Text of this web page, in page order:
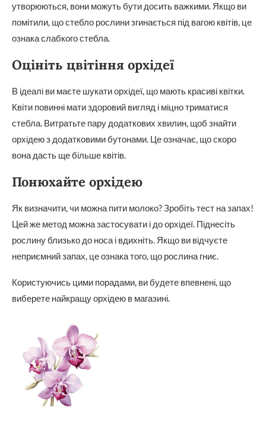
утворюються, вони можуть бути досить важкими. Якщо ви
помітили, що стебло рослини згинається під вагою квітів, це
ознака слабкого стебла.
Оцініть цвітіння орхідеї
В ідеалі ви маєте шукати орхідеї, що мають красиві квітки.
Квіти повинні мати здоровий вигляд і міцно триматися
стебла. Витратьте пару додаткових хвилин, щоб знайти
орхідею з додатковими бутонами. Це означає, що скоро
вона дасть ще більше квітів.
Понюхайте орхідею
Як визначити, чи можна пити молоко? Зробіть тест на запах!
Цей же метод можна застосувати і до орхідеї. Піднесіть
рослину близько до носа і вдихніть. Якщо ви відчуєте
неприємний запах, це ознака того, що рослина гниє.
Користуючись цими порадами, ви будете впевнені, що
виберете найкращу орхідею в магазині.